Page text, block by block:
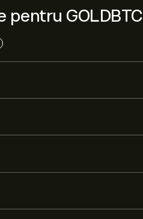
pentru GOLDBTC